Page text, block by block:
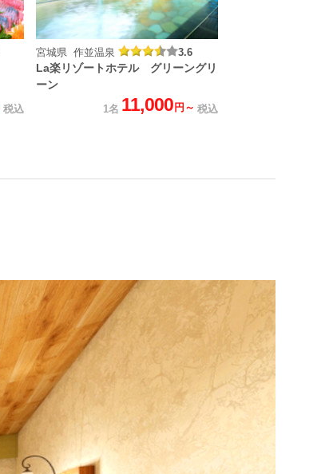
税込
宮城県 作並温泉 3.6
La楽リゾートホテル グリーングリ
ーン
1名 11,000 円～ 税込